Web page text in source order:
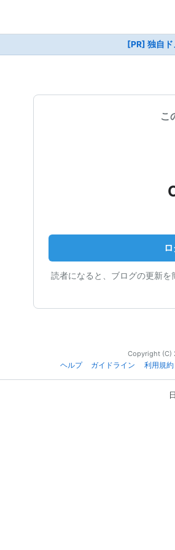
[PR] 独自
こ
読者になると、ブログの更新
Copyright (C)
ヘルプ
ガイドライン 利用規約